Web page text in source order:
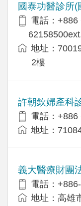
國泰功醫診所(
電話：+886
地址：
2樓
許朝欽婦產科
電話：+886
地址：
義大醫療財團
電話：
地址：高雄